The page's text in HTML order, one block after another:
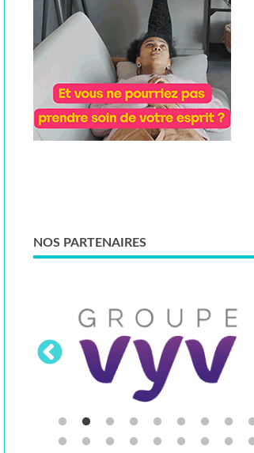
NOS PARTENAIRES